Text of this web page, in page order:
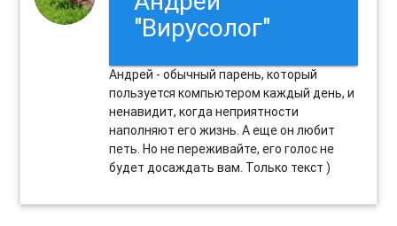
"Вирусолог"
Андрей - обычный парень, который
пользуется компьютером каждый день, и
ненавидит, когда неприятности
наполняют его жизнь. А еще он любит
петь. Но не переживайте, его голос не
будет досаждать вам. Только текст )